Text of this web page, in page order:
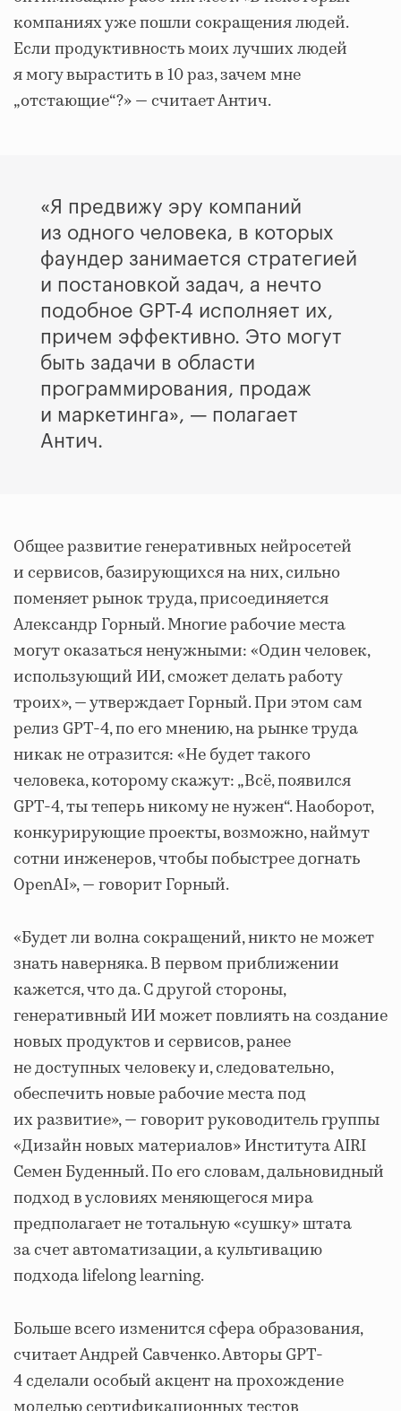
компаниях уже пошли сокращения людей.
Если продуктивность моих лучших людей
я могу вырастить в 10 раз, зачем мне
„отстающие“?» — считает Антич.
«Я предвижу эру компаний
из одного человека, в которых
фаундер занимается стратегией
и постановкой задач, а нечто
подобное GPT-4 исполняет их,
причем эффективно. Это могут
быть задачи в области
программирования, продаж
и маркетинга», — полагает
Антич.
Общее развитие генеративных нейросетей
и сервисов, базирующихся на них, сильно
поменяет рынок труда, присоединяется
Александр Горный. Многие рабочие места
могут оказаться ненужными: «Один человек,
использующий ИИ, сможет делать работу
троих», — утверждает Горный. При этом сам
релиз GPT-4, по его мнению, на рынке труда
никак не отразится: «Не будет такого
человека, которому скажут: „Всё, появился
GPT-4, ты теперь никому не нужен“. Наоборот,
конкурирующие проекты, возможно, наймут
сотни инженеров, чтобы побыстрее догнать
OpenAI», — говорит Горный.
«Будет ли волна сокращений, никто не может
знать наверняка. В первом приближении
кажется, что да. С другой стороны,
генеративный ИИ может повлиять на создание
новых продуктов и сервисов, ранее
не доступных человеку и, следовательно,
обеспечить новые рабочие места под
их развитие», — говорит руководитель группы
«Дизайн новых материалов» Института AIRI
Семен Буденный. По его словам, дальновидный
подход в условиях меняющегося мира
предполагает не тотальную «сушку» штата
за счет автоматизации, а культивацию
подхода lifelong learning.
Больше всего изменится сфера образования,
считает Андрей Савченко. Авторы GPT-
4 сделали особый акцент на прохождение